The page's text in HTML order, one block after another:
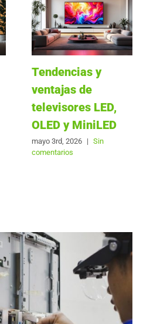
Tendencias y
ventajas de
televisores LED,
OLED y MiniLED
mayo 3rd, 2026 | Sin
comentarios